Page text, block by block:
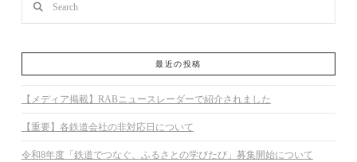
最近の投稿
【メディア掲載】RABニュースレーダーで紹介されました
【重要】各鉄道会社の非対応日について
令和8年度「鉄道でつなぐ、ふるさとの学びたび」募集開始について